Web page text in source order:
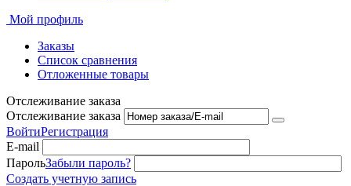
Мой профиль
Заказы
Список сравнения
Отложенные товары
Отслеживание заказа
Отслеживание заказа
ВойтиРегистрация
E-mail
ПарольЗабыли пароль?
Создать учетную запись